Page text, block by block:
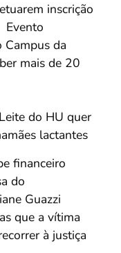
inscrição
Evento
Campus da
mais de 20
do HU quer
lactantes
financeiro
do
Guazzi
que a vítima
à justiça